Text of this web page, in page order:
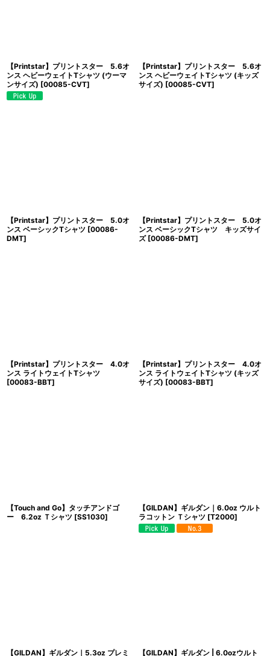
【Printstar】プリントスター 5.6オ
ンス ヘビーウェイトTシャツ (ウーマ
ンサイズ) [00085-CVT]
【Printstar】プリントスター 5.6オ
ンス ヘビーウェイトTシャツ (キッズ
サイズ) [00085-CVT]
【Printstar】プリントスター 5.0オ
ンス ベーシックTシャツ [00086-
DMT]
【Printstar】プリントスター 5.0オ
ンス ベーシックTシャツ キッズサイ
ズ [00086-DMT]
【Printstar】プリントスター 4.0オ
ンス ライトウェイトTシャツ
[00083-BBT]
【Printstar】プリントスター 4.0オ
ンス ライトウェイトTシャツ (キッズ
サイズ) [00083-BBT]
【Touch and Go】タッチアンドゴ
ー 6.2oz Ｔシャツ [SS1030]
【GILDAN】ギルダン｜6.0oz ウルト
ラコットン Ｔシャツ [T2000]
【GILDAN】ギルダン｜5.3oz プレミ
【GILDAN】ギルダン | 6.0ozウルト